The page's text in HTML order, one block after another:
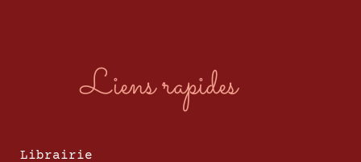
Liens rapides
Librairie